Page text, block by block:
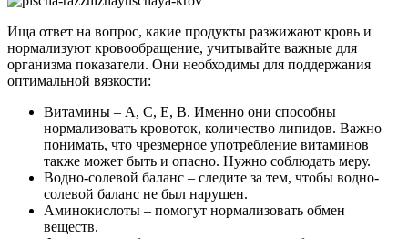
Ища ответ на вопрос, какие продукты разжижают кровь и
нормализуют кровообращение, учитывайте важные для
организма показатели. Они необходимы для поддержания
оптимальной вязкости:
Витамины – А, С, Е, В. Именно они способны
нормализовать кровоток, количество липидов. Важно
понимать, что чрезмерное употребление витаминов
также может быть и опасно. Нужно соблюдать меру.
Водно-солевой баланс – следите за тем, чтобы водно-
солевой баланс не был нарушен.
Аминокислоты – помогут нормализовать обмен
веществ.